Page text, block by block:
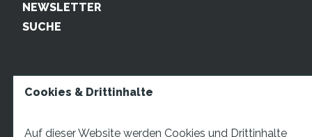
NEWSLETTER
SUCHE
Cookies & Drittinhalte
Auf dieser Website werden Cookies und Drittinhalte